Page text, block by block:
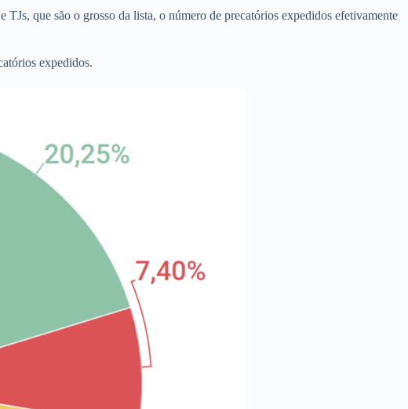
que são o grosso da lista, o número de precatórios expedidos efetivamente
expedidos.